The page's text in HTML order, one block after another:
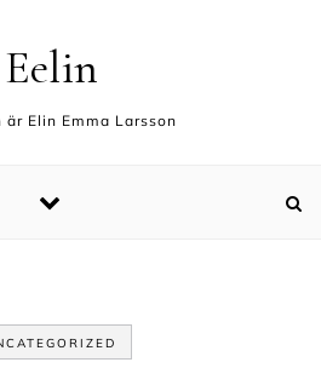
Eelin
är Elin Emma Larsson